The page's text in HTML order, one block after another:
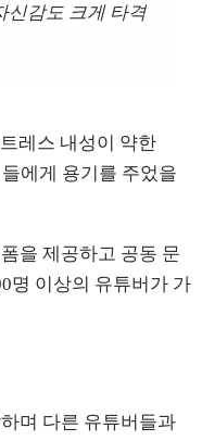
신감도 크게 타격
레스 내성이 약한
에게 용기를 주었을
을 제공하고 공동 문
명 이상의 유튜버가 가
며 다른 유튜버들과